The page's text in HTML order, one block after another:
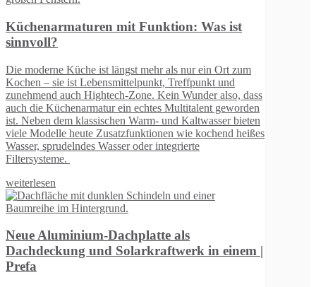
Küchenarmaturen mit Funktion: Was ist
sinnvoll?
Die moderne Küche ist längst mehr als nur ein Ort zum
Kochen – sie ist Lebensmittelpunkt, Treffpunkt und
zunehmend auch Hightech-Zone. Kein Wunder also, dass
auch die Küchenarmatur ein echtes Multitalent geworden
ist. Neben dem klassischen Warm- und Kaltwasser bieten
viele Modelle heute Zusatzfunktionen wie kochend heißes
Wasser, sprudelndes Wasser oder integrierte
Filtersysteme.
weiterlesen
Neue Aluminium-Dachplatte als
Dachdeckung und Solarkraftwerk in einem |
Prefa